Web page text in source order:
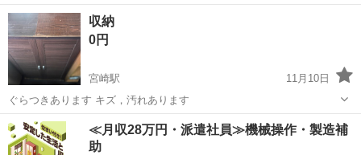
62センチ 奥行40センチ
宮崎 串間市 串間駅
収納
0円
宮崎駅
11月10日
ぐらつきあります キズ，汚れあります
宮崎 宮崎市 宮崎駅 収納家具 キズ
≪月収28万円・派遣社員≫機械操作・製造補
助